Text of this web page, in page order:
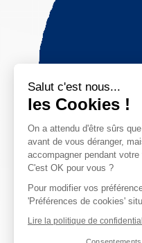
Salut c'est nous...
les Cookies !
On a attendu d'être sûrs
avant de vous déranger,
accompagner pendant votre
C'est OK pour vous ?
Pour modifier vos
'Préférences de cookies'
Lire la politique de